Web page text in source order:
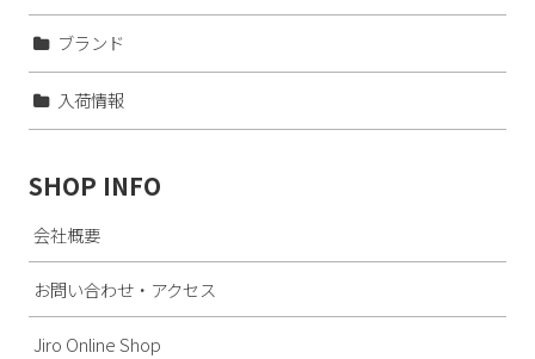
ブランド
入荷情報
SHOP INFO
会社概要
お問い合わせ・アクセス
Jiro Online Shop